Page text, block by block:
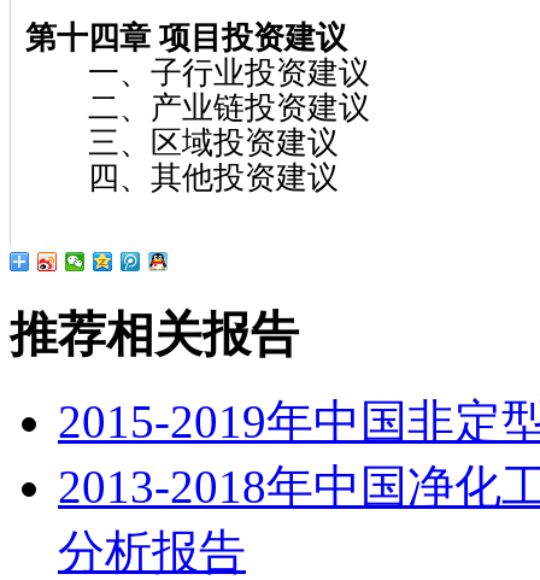
第十四章 项目投资建议
一、子行业投资建议
二、产业链投资建议
三、区域投资建议
四、其他投资建议
推荐相关报告
2015-2019年中国非定
2013-2018年中国净化
分析报告